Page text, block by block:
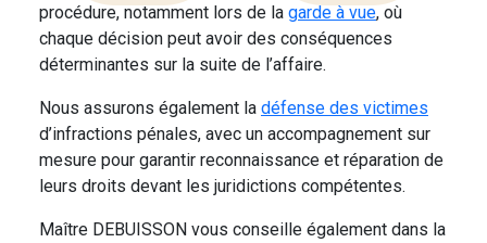
procédure, notamment lors de la garde à vue, où
chaque décision peut avoir des conséquences
déterminantes sur la suite de l’affaire.
Nous assurons également la défense des victimes
d’infractions pénales, avec un accompagnement sur
mesure pour garantir reconnaissance et réparation de
leurs droits devant les juridictions compétentes.
Maître DEBUISSON vous conseille également dans la